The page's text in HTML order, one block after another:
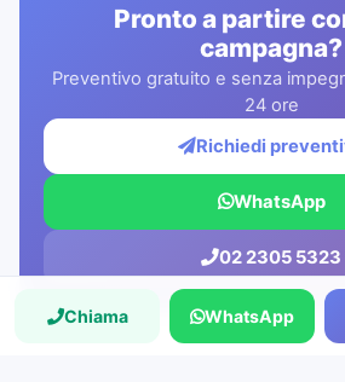
Pronto a partire
campagna?
Preventivo gratuito e senza
24 ore
Richiedi
WhatsApp
02 2305 5323
Chiama WhatsApp